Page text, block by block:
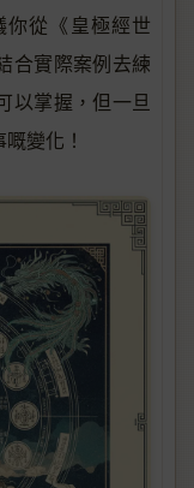
你從《皇極經世
合實際案例去練
以掌握，但一旦
變化！